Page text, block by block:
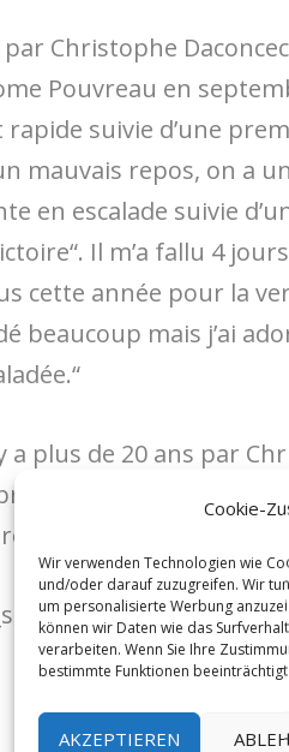
Cookie-
Wir verwenden Technologien wie
und/oder darauf zuzugreifen. Wir
um personalisierte Werbung
können wir Daten wie das
verarbeiten. Wenn Sie Ihre
bestimmte Funktionen
AKZEPTIEREN
Christophe
Pouvreau en
suivie d’une
mauvais repos, on a
en escalade suivie
Il m’a fallu 4
cette année pour la
beaucoup mais j’ai
a plus de 20 ans par
fois en point
2010.